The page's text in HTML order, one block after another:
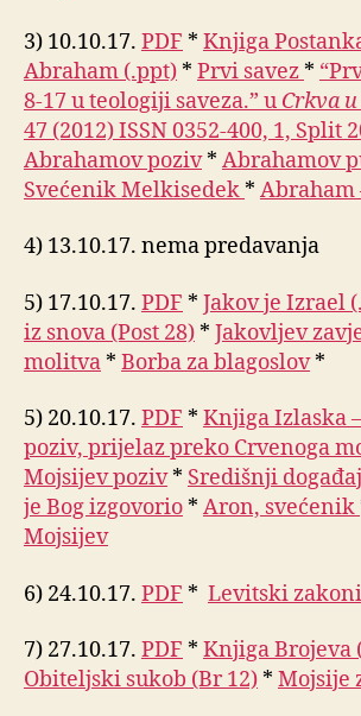
3) 10.10.17. PDF * Knjiga
Abraham (.ppt) * Prvi savez *
8-17 u teologiji saveza.” u Crkva
47 (2012) ISSN 0352-400, 1, Split
Abrahamov poziv* Abrahamov
Svećenik Melkisedek * Abraham
4) 13.10.17. nema predavanja
5) 17.10.17. PDF * Jakov je Izrael
iz snova (Post 28) * Jakovljev
molitva * Borba za blagoslov*
5) 20.10.17. PDF * Knjiga Izlaska
poziv, prijelaz preko Crvenoga
Mojsijev poziv* Središnji događaj
je Bog izgovorio * Aron, svećenik
Mojsijev
6) 24.10.17. PDF * Levitski
7) 27.10.17. PDF * Knjiga Brojeva
Obiteljski sukob (Br 12) * Mojsije